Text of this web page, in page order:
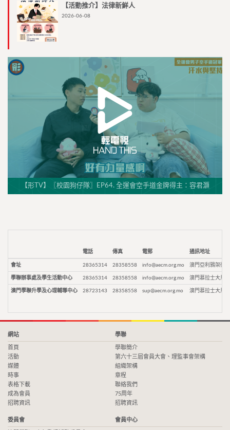
【活動推介】法律新鮮人
2026-06-08
【形TV】〖校園狗仔隊〗EP64. 全運會空手道金牌得主：容君灝
電話 傳真 電郵 通訊地址
會址 28365314 28358558 info@aecm.org.mo 澳門亞利鴉架街9
學聯辦事處及學生活動中心 28365314 28358558 info@aecm.org.mo 澳門慕拉士大馬
澳門學聯升學及心理輔導中心 28723143 28358558 sup@aecm.org.mo 澳門慕拉士大馬
網站
首頁
活動
媒體
時事
表格下載
成為會員
招聘資訊
學聯
學聯簡介
第六十三屆會員大會、理監事會架構
組織架構
章程
聯絡我們
75周年
招聘資訊
委員會 會員中心